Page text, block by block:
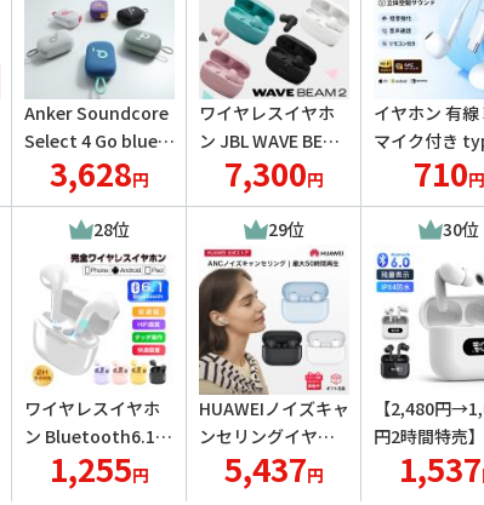
ング HiFi高音質 ハ
イレゾ PSE認証済
み
念
Anker Soundcore
Select 4 Go bluet
ooth スピーカー
【最大20時間再生 /
5W出力 / パッシブ
ラジエーター搭載 /
IP67防塵防水規
格】
3,628円
ワイヤレスイヤホ
ン JBL WAVE BEAM
2【公式限定】 | Blu
etooth5.3 ノイズ
キャンセリング 最
大40時間 マルチポ
イント jbl
7,300円
イヤホン 有線
マイク付き
有線イヤホン
ホンジャック
フォン マイク
リモコン クリ
質 低音 ワイヤ
710円
28位
ワイヤレスイヤホ
ン Bluetooth6.1
ワイヤレスヘッド
セット インナーイ
1,255円
29位
HUAWEIノイズキャ
ンセリングイヤホ
ン HUAWEI FreeBu
ds SE 4 ANC 最大5
5,437円
30位
【2,480円
円2時間特売
ヤレス イヤホ
uetooth 6.0
1,537